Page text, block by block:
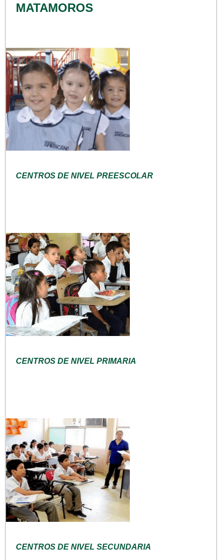
MATAMOROS
CENTROS DE NIVEL PREESCOLAR
CENTROS DE NIVEL PRIMARIA
CENTROS DE NIVEL SECUNDARIA